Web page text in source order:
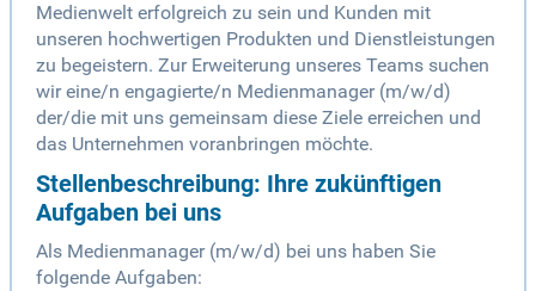
Medienwelt erfolgreich zu sein und Kunden mit
unseren hochwertigen Produkten und Dienstleistungen
zu begeistern. Zur Erweiterung unseres Teams suchen
wir eine/n engagierte/n Medienmanager (m/w/d)
der/die mit uns gemeinsam diese Ziele erreichen und
das Unternehmen voranbringen möchte.
Stellenbeschreibung: Ihre zukünftigen
Aufgaben bei uns
Als Medienmanager (m/w/d) bei uns haben Sie
folgende Aufgaben: